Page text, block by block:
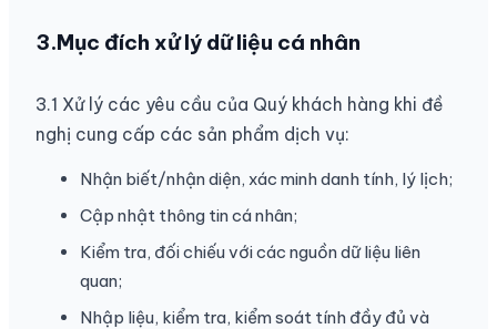
3.Mục đích xử lý dữ liệu cá nhân
3.1 Xử lý các yêu cầu của Quý khách hàng khi đề
nghị cung cấp các sản phẩm dịch vụ:
Nhận biết/nhận diện, xác minh danh tính, lý lịch;
Cập nhật thông tin cá nhân;
Kiểm tra, đối chiếu với các nguồn dữ liệu liên
quan;
Nhập liệu, kiểm tra, kiểm soát tính đầy đủ và